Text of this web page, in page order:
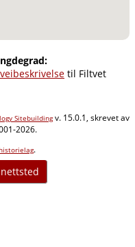
til Filtvet
Sitebuildingv. 15.0.1, skrevet av
2026.
.